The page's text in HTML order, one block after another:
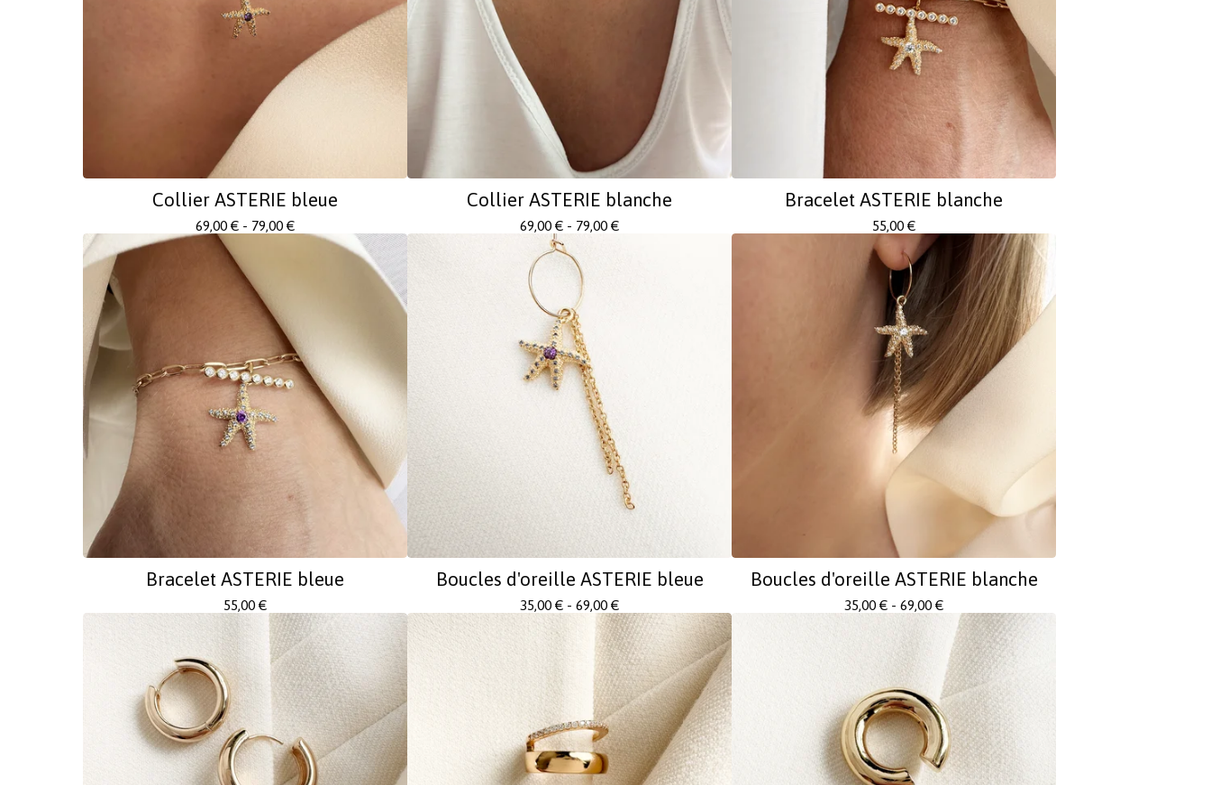
Collier ASTERIE bleue
69,00 € - 79,00 €
Collier ASTERIE blanche
69,00 € - 79,00 €
Bracelet ASTERIE blanche
55,00 €
Bracelet ASTERIE bleue
55,00 €
Boucles d'oreille ASTERIE bleue
35,00 € - 69,00 €
Boucles d'oreille ASTERIE blanche
35,00 € - 69,00 €